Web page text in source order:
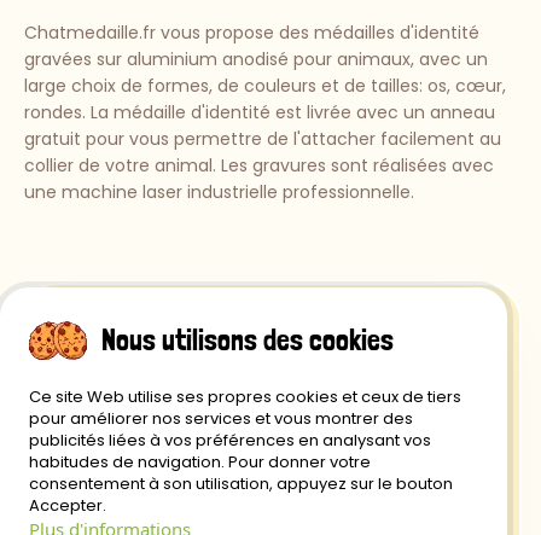
Chatmedaille.fr vous propose des médailles d'identité
gravées sur aluminium anodisé pour animaux, avec un
large choix de formes, de couleurs et de tailles: os, cœur,
rondes. La médaille d'identité est livrée avec un anneau
gratuit pour vous permettre de l'attacher facilement au
collier de votre animal. Les gravures sont réalisées avec
une machine laser industrielle professionnelle.
Retour et Remboursement
Politique de Confidentialité
Nous utilisons des cookies
Ce site Web utilise ses propres cookies et ceux de tiers
pour améliorer nos services et vous montrer des
publicités liées à vos préférences en analysant vos
habitudes de navigation. Pour donner votre
consentement à son utilisation, appuyez sur le bouton
Accepter.
Plus d'informations